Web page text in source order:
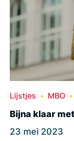
Lijstjes MBO
Bijna klaar
23 mei 2023